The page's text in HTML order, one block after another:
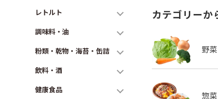
レトルト
調味料・油
粉類・乾物・海苔・缶詰
飲料・酒
健康食品
カテゴリーか